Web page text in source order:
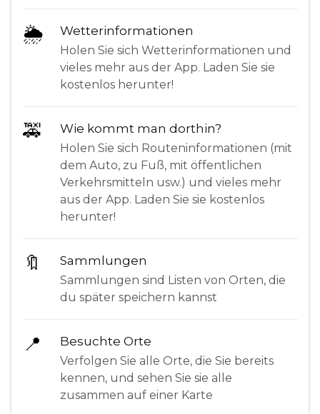
🌦 Wetterinformationen
Holen Sie sich Wetterinformationen und
vieles mehr aus der App. Laden Sie sie
kostenlos herunter!
🚕 Wie kommt man dorthin?
Holen Sie sich Routeninformationen (mit
dem Auto, zu Fuß, mit öffentlichen
Verkehrsmitteln usw.) und vieles mehr
aus der App. Laden Sie sie kostenlos
herunter!
🔖 Sammlungen
Sammlungen sind Listen von Orten, die
du später speichern kannst
📍 Besuchte Orte
Verfolgen Sie alle Orte, die Sie bereits
kennen, und sehen Sie sie alle
zusammen auf einer Karte